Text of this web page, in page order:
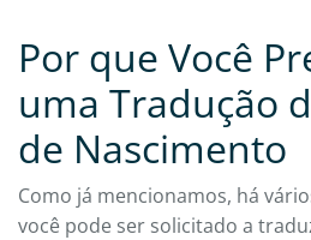
Por que Você
uma Tradução
de Nascimento
Como já mencionamos, há
você pode ser solicitado a